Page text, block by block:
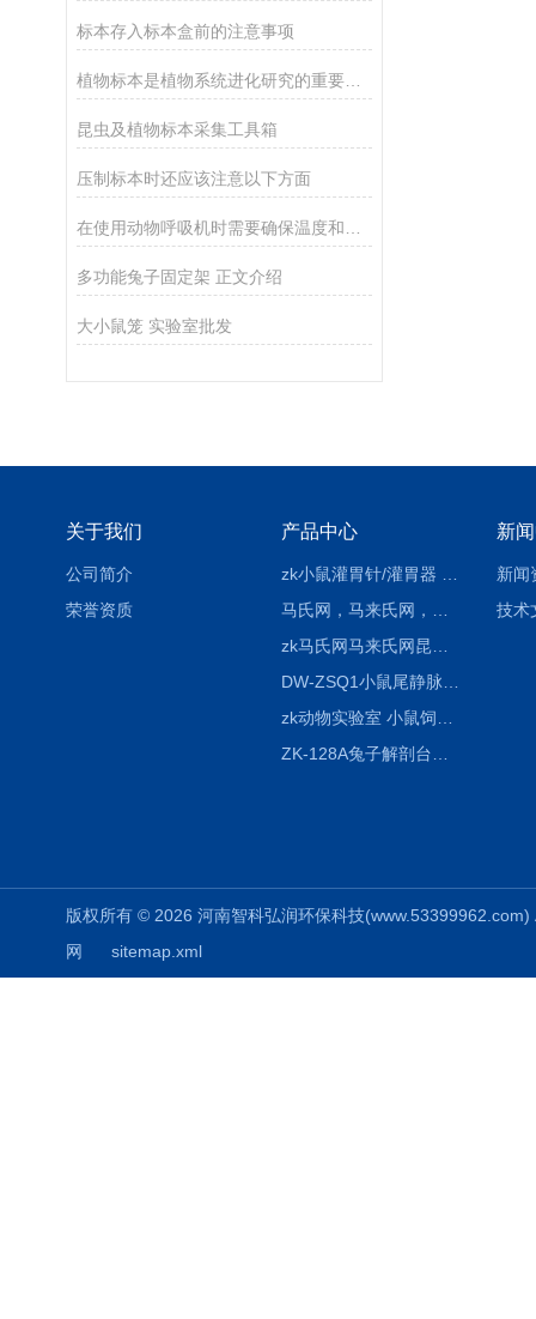
标本存入标本盒前的注意事项
植物标本是植物系统进化研究的重要科学依据
昆虫及植物标本采集工具箱
压制标本时还应该注意以下方面
多功能兔子固定架 正文介绍
大小鼠笼 实验室批发
关于我们
公司简介
荣誉资质
产品中心 新
新闻
技术
版权所有 © 2026 河南智科弘润环保科技
网
sitemap.xml